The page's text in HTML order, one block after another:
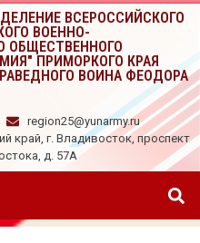
ВСЕРОССИЙСКОГО
ВОЕННО-
ОБЩЕСТВЕННОГО
ПРИМОРКОГО КРАЯ
ВОИНА ФЕОДОРА
region25@yunarmy.ru
край, г. Владивосток, проспект
д. 57А